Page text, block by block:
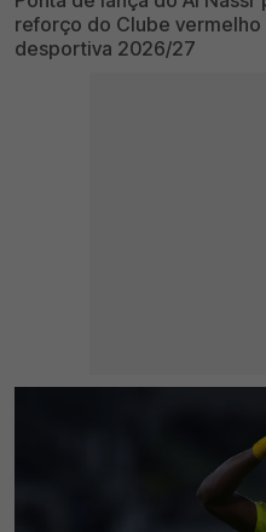
reforço do Clube
desportiva 2026/27